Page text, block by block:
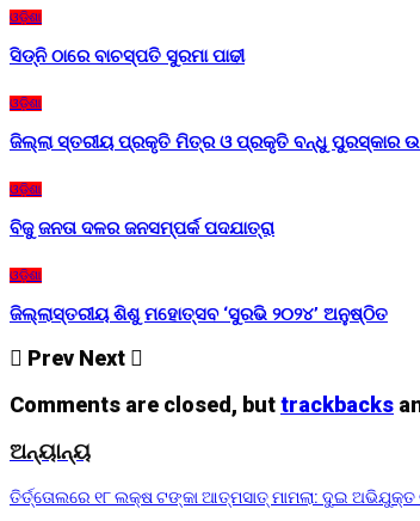
ଓଡ଼ିଶା
ସିଡ୍‌ନି ଠାରେ ବାଚସ୍ପତି ସୁରମା ପାଢୀ
ଓଡ଼ିଶା
ଜିଲ୍ଲା ସ୍ତରୀୟ ପ୍ରକୃତି ମିତ୍ର ଓ ପ୍ରକୃତି ବନ୍ଧୁ ପୁରସ୍କାର
ଓଡ଼ିଶା
ବିଜୁ ଜନତା ଦଳର ଜନସମ୍ପର୍କ ପଦଯାତ୍ରା
ଓଡ଼ିଶା
ଜିଲ୍ଲାସ୍ତରୀୟ ଶିଶୁ ମହୋତ୍ସବ ‘ସୁରଭି ୨୦୨୪’ ଅନୁଷ୍ଠିତ
Prev Next
Comments are closed, buttrackbacks
ଅନ୍ୟାନ୍ୟ
ତିର୍ତ୍ତୋଲରେ ୧୮ ଲକ୍ଷ ଟଙ୍କା ଆତ୍ମସାତ୍ ମାମଲା: ଦୁଇ